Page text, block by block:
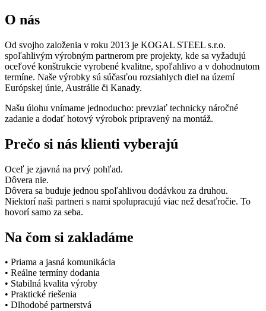
O nás
Od svojho založenia v roku 2013 je KOGAL STEEL s.r.o.
spoľahlivým výrobným partnerom pre projekty, kde sa vyžadujú
oceľové konštrukcie vyrobené kvalitne, spoľahlivo a v dohodnutom
termíne. Naše výrobky sú súčasťou rozsiahlych diel na území
Európskej únie, Austrálie či Kanady.
Našu úlohu vnímame jednoducho: prevziať technicky náročné
zadanie a dodať hotový výrobok pripravený na montáž.
Prečo si nás klienti vyberajú
Oceľ je zjavná na prvý pohľad.
Dôvera nie.
Dôvera sa buduje jednou spoľahlivou dodávkou za druhou.
Niektorí naši partneri s nami spolupracujú viac než desaťročie. To
hovorí samo za seba.
Na čom si zakladáme
• Priama a jasná komunikácia
• Reálne termíny dodania
• Stabilná kvalita výroby
• Praktické riešenia
• Dlhodobé partnerstvá